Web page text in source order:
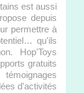
est aussi
depuis
permettre à
qu'ils
Hop'Toys
gratuits
d'activités